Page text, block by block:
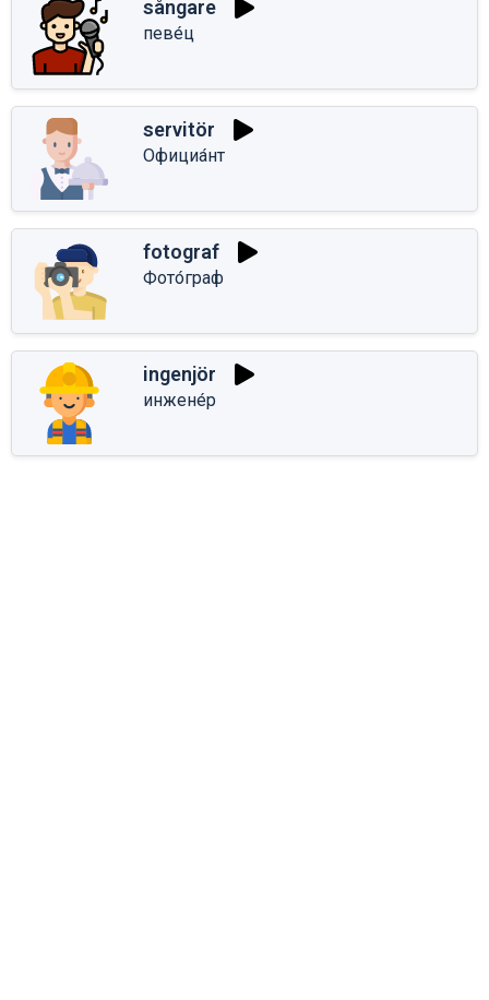
sångare
певе́ц
servitör
Официа́нт
fotograf
Фото́граф
ingenjör
инжене́р